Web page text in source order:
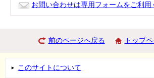
お問い合わせは専用フォームをご利用
前のページへ戻る トップ
このサイトについて